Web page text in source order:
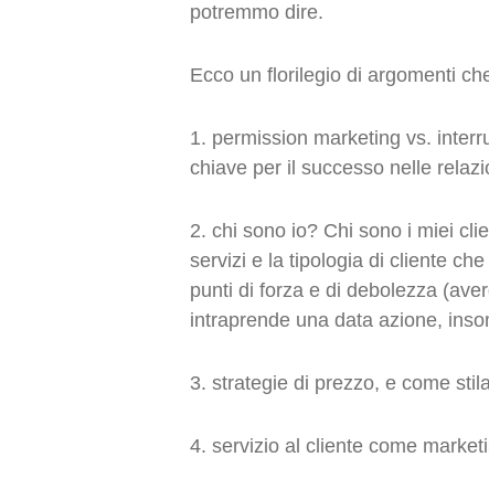
potremmo dire.
Ecco un florilegio di argomenti
1. permission marketing vs.
chiave per il successo nelle
2. chi sono io? Chi sono i miei
servizi e la tipologia di cliente
punti di forza e di debolezza
intraprende una data azione,
3. strategie di prezzo, e come
4. servizio al cliente come